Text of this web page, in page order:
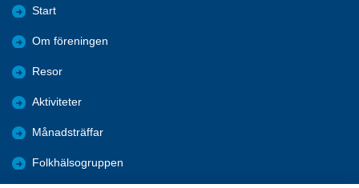
Start
Om föreningen
Resor
Aktiviteter
Månadsträffar
Folkhälsogruppen